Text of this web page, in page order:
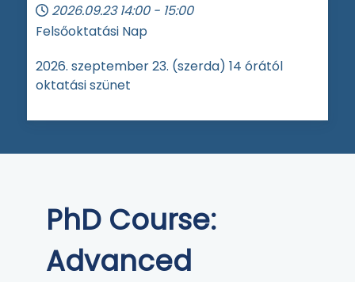
2026.09.23 14:00 - 15:00
Felsőoktatási Nap
2026. szeptember 23. (szerda) 14 órától
oktatási szünet
PhD Course:
Advanced